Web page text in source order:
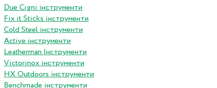
Due Cigni інструменти
Fix it Sticks інструменти
Сold Steel інструменти
Active інструменти
Leatherman Інструменти
Victorinox інструменти
HX Outdoors інструменти
Benchmade інструменти